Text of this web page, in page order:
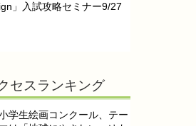
」入試攻略セミナー9/27
セスランキング
学生絵画コンクール、テー